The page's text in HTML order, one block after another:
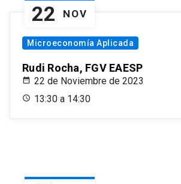
22 NOV
Microeconomía Aplicada
Rudi Rocha, FGV EAESP
22 de Noviembre de 2023
13:30 a 14:30